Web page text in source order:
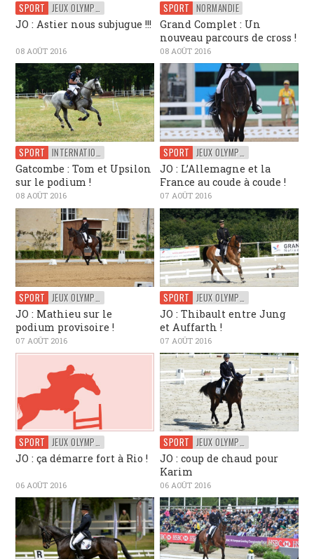
SPORT
JEUX OLYMPIQUES
JO : Astier nous subjugue !!!
08 AOÛT 2016
SPORT NORMANDIE
Grand Complet : Un
nouveau parcours de cross !
08 AOÛT 2016
SPORT
INTERNATIONAL
Gatcombe : Tom et Upsilon
sur le podium !
08 AOÛT 2016
SPORT
JEUX OLYMPIQUES
JO : L’Allemagne et la
France au coude à coude !
07 AOÛT 2016
SPORT
JO : Mathieu sur le
podium provisoire !
07 AOÛT 2016
SPORT
JO : Thibault entre Jung
et Auffarth !
07 AOÛT 2016
SPORT
JEUX OLYMPIQUES
JO : ça démarre fort à Rio !
06 AOÛT 2016
SPORT
JEUX OLYMPIQUES
JO : coup de chaud pour
Karim
06 AOÛT 2016